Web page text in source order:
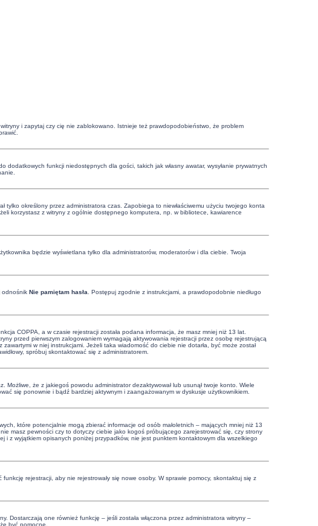
i zapytaj czy cię nie zablokowano. Istnieje też prawdopodobieństwo, że problem
funkcji niedostępnych dla gości, takich jak własny awatar, wysyłanie prywatnych
tylko określony przez administratora czas. Zapobiega to niewłaściwemu użyciu twojego konta
korzystasz z witryny z ogólnie dostępnego komputera, np. w bibliotece, kawiarence
będzie wyświetlana tylko dla administratorów, moderatorów i dla ciebie. Twoja
odnośnik Nie pamiętam hasła . Postępuj zgodnie z instrukcjami, a prawdopodobnie niedługo
COPPA, a w czasie rejestracji została podana informacja, że masz mniej niż 13 lat.
przed pierwszym zalogowaniem wymagają aktywowania rejestracji przez osobę rejestrującą
w niej instrukcjami. Jeżeli taka wiadomość do ciebie nie dotarła, być może został
spróbuj skontaktować się z administratorem.
że z jakiegoś powodu administrator dezaktywował lub usunął twoje konto. Wiele
się ponownie i bądź bardziej aktywnym i zaangażowanym w dyskusje użytkownikiem.
które potencjalnie mogą zbierać informacje od osób małoletnich – mających mniej niż 13
masz pewności czy to dotyczy ciebie jako kogoś próbującego zarejestrować się, czy strony
z wyjątkiem opisanych poniżej przypadków, nie jest punktem kontaktowym dla wszelkiego
funkcję rejestracji, aby nie rejestrowały się nowe osoby. W sprawie pomocy, skontaktuj się z
one również funkcję – jeśli została włączona przez administratora witryny –
być pomocne.